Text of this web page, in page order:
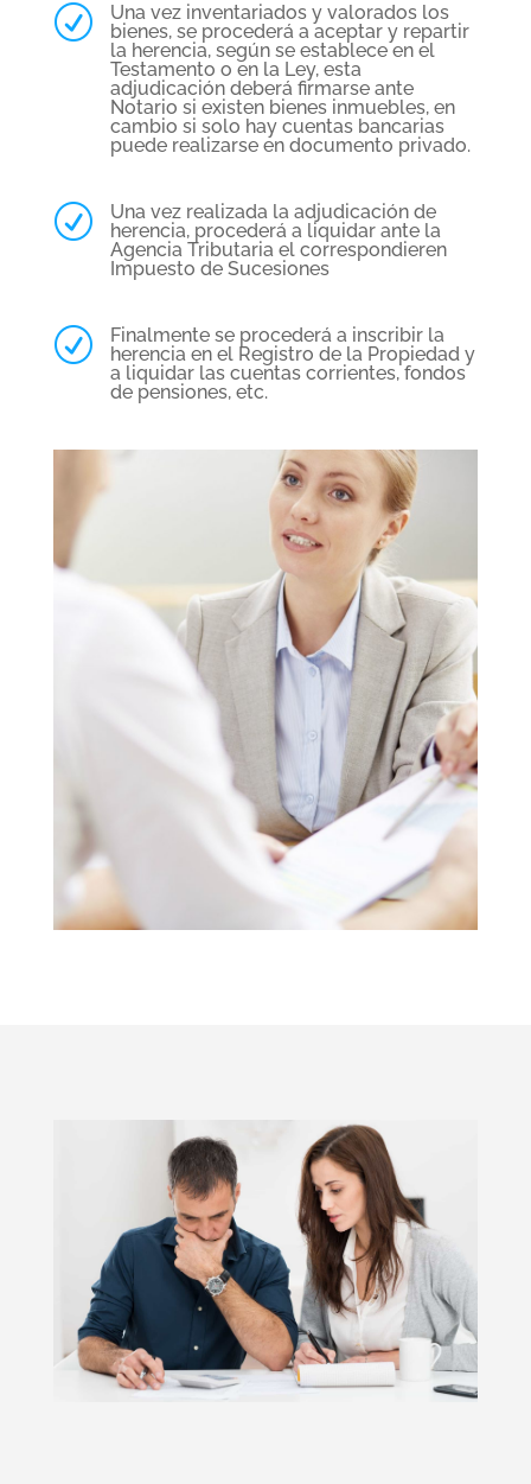
R
Una vez inventariados y valorados los
bienes, se procederá a aceptar y repartir
la herencia, según se establece en el
Testamento o en la Ley, esta
adjudicación deberá firmarse ante
Notario si existen bienes inmuebles, en
cambio si solo hay cuentas bancarias
puede realizarse en documento privado.
R
Una vez realizada la adjudicación de
herencia, procederá a liquidar ante la
Agencia Tributaria el correspondieren
Impuesto de Sucesiones
R
Finalmente se procederá a inscribir la
herencia en el Registro de la Propiedad y
a liquidar las cuentas corrientes, fondos
de pensiones, etc.